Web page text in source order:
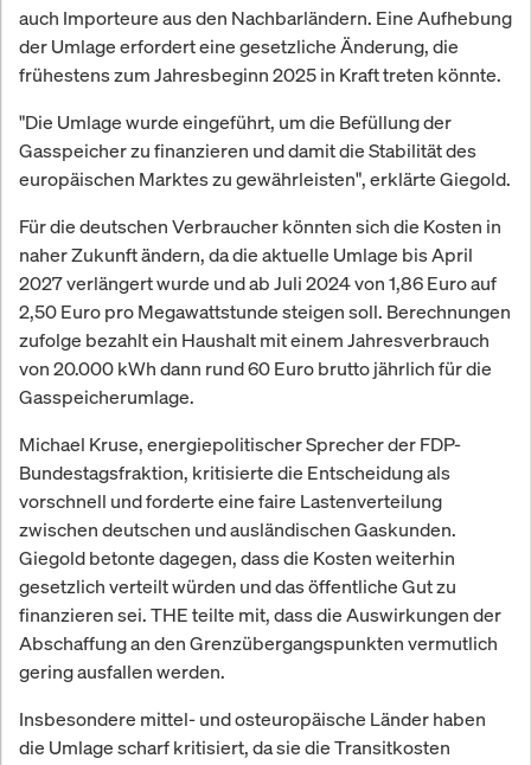
auch Importeure aus den Nachbarländern. Eine Aufhebung
der Umlage erfordert eine gesetzliche Änderung, die
frühestens zum Jahresbeginn 2025 in Kraft treten könnte.
"Die Umlage wurde eingeführt, um die Befüllung der
Gasspeicher zu finanzieren und damit die Stabilität des
europäischen Marktes zu gewährleisten", erklärte Giegold.
Für die deutschen Verbraucher könnten sich die Kosten in
naher Zukunft ändern, da die aktuelle Umlage bis April
2027 verlängert wurde und ab Juli 2024 von 1,86 Euro auf
2,50 Euro pro Megawattstunde steigen soll. Berechnungen
zufolge bezahlt ein Haushalt mit einem Jahresverbrauch
von 20.000 kWh dann rund 60 Euro brutto jährlich für die
Gasspeicherumlage.
Michael Kruse, energiepolitischer Sprecher der FDP-
Bundestagsfraktion, kritisierte die Entscheidung als
vorschnell und forderte eine faire Lastenverteilung
zwischen deutschen und ausländischen Gaskunden.
Giegold betonte dagegen, dass die Kosten weiterhin
gesetzlich verteilt würden und das öffentliche Gut zu
finanzieren sei. THE teilte mit, dass die Auswirkungen der
Abschaffung an den Grenzübergangspunkten vermutlich
gering ausfallen werden.
Insbesondere mittel- und osteuropäische Länder haben
die Umlage scharf kritisiert, da sie die Transitkosten